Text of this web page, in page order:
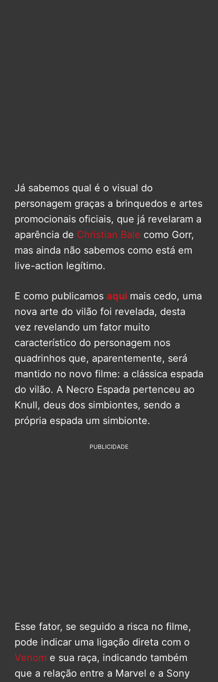
Já sabemos qual é o visual do
personagem graças a brinquedos e artes
promocionais oficiais, que já revelaram a
aparência de Christian Bale como Gorr,
mas ainda não sabemos como está em
live-action legítimo.
E como publicamos aqui mais cedo, uma
nova arte do vilão foi revelada, desta
vez revelando um fator muito
característico do personagem nos
quadrinhos que, aparentemente, será
mantido no novo filme: a clássica espada
do vilão. A Necro Espada pertenceu ao
Knull, deus dos simbiontes, sendo a
própria espada um simbionte.
PUBLICIDADE
Esse fator, se seguido a risca no filme,
pode indicar uma ligação direta com o
Venom e sua raça, indicando também
que a relação entre a Marvel e a Sony